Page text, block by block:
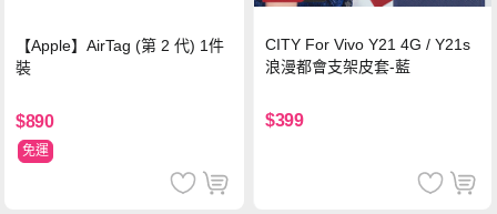
【Apple】AirTag (第 2 代) 1件
裝
$890
免運
CITY For Vivo Y21 4G / Y21s
浪漫都會支架皮套-藍
$399